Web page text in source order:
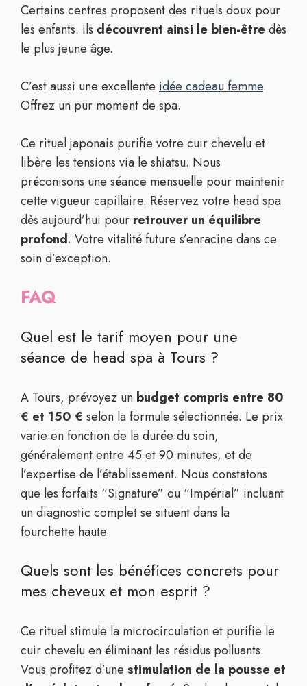
Certains centres proposent des rituels doux pour
les enfants. Ils découvrent ainsi le bien-être dès
le plus jeune âge.
C’est aussi une excellente idée cadeau femme.
Offrez un pur moment de spa.
Ce rituel japonais purifie votre cuir chevelu et
libère les tensions via le shiatsu. Nous
préconisons une séance mensuelle pour maintenir
cette vigueur capillaire. Réservez votre head spa
dès aujourd’hui pour retrouver un équilibre
profond. Votre vitalité future s’enracine dans ce
soin d’exception.
FAQ
Quel est le tarif moyen pour une
séance de head spa à Tours ?
A Tours, prévoyez un budget compris entre 80
€ et 150 € selon la formule sélectionnée. Le prix
varie en fonction de la durée du soin,
généralement entre 45 et 90 minutes, et de
l’expertise de l’établissement. Nous constatons
que les forfaits “Signature” ou “Impérial” incluant
un diagnostic complet se situent dans la
fourchette haute.
Quels sont les bénéfices concrets pour
mes cheveux et mon esprit ?
Ce rituel stimule la microcirculation et purifie le
cuir chevelu en éliminant les résidus polluants.
Vous profitez d’une stimulation de la pousse et